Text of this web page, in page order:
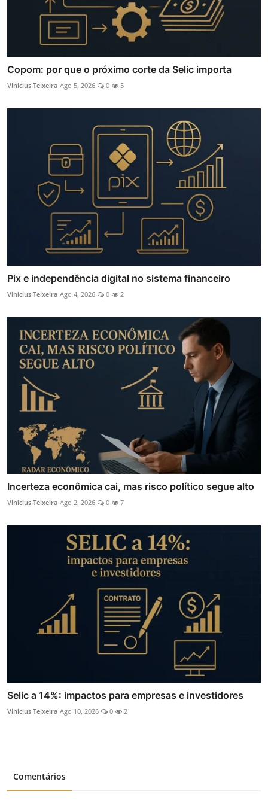
Copom: por que o próximo corte da Selic importa
Vinicius Teixeira Ago 5, 2026 0 5
Pix e independência digital no sistema financeiro
Vinicius Teixeira Ago 4, 2026 0 2
Incerteza econômica cai, mas risco político segue alto
Vinicius Teixeira Ago 2, 2026 0 7
Selic a 14%: impactos para empresas e investidores
Vinicius Teixeira Ago 10, 2026 0 2
Comentários